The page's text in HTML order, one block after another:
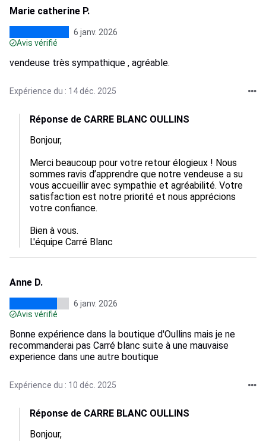
Marie catherine P.
6 janv. 2026
Avis vérifié
vendeuse très sympathique , agréable.
Expérience du : 14 déc. 2025
Réponse de CARRE BLANC OULLINS
Bonjour,
Merci beaucoup pour votre retour élogieux ! Nous
sommes ravis d’apprendre que notre vendeuse a su
vous accueillir avec sympathie et agréabilité. Votre
satisfaction est notre priorité et nous apprécions
votre confiance.
Bien à vous.
L'équipe Carré Blanc
Anne D.
6 janv. 2026
Avis vérifié
Bonne expérience dans la boutique d'Oullins mais je ne
recommanderai pas Carré blanc suite à une mauvaise
experience dans une autre boutique
Expérience du : 10 déc. 2025
Réponse de CARRE BLANC OULLINS
Bonjour,